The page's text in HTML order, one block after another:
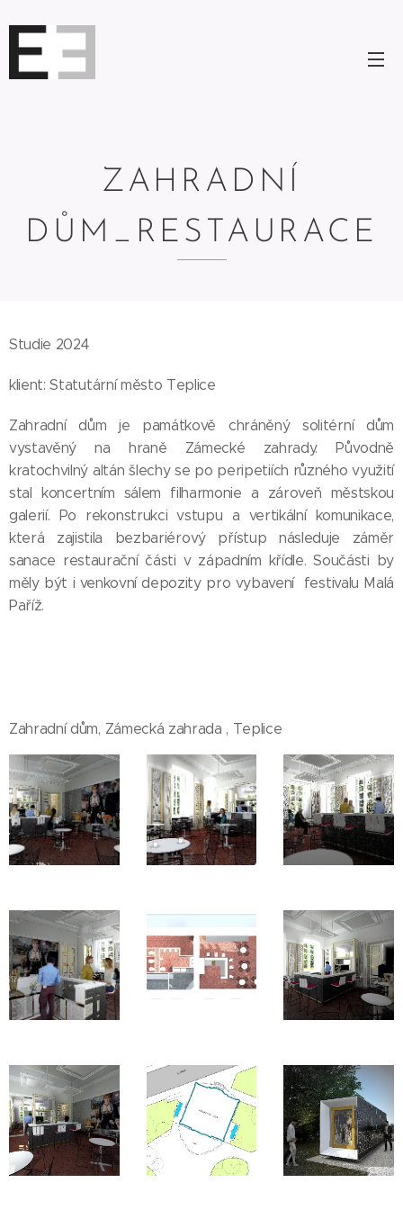
ZAHRADNÍ
DŮM_RESTAURACE
Studie 2024
klient: Statutární město Teplice
Zahradní dům je památkově chráněný solitérní dům
vystavěný na hraně Zámecké zahrady. Původně
kratochvilný altán šlechy se po peripetiích různého využití
stal koncertním sálem filharmonie a zároveň městskou
galerií. Po rekonstrukci vstupu a vertikální komunikace,
která zajistila bezbariérový přístup následuje záměr
sanace restaurační části v západním křídle. Součásti by
měly být i venkovní depozity pro vybavení festivalu Malá
Paříž.
Zahradní dům, Zámecká zahrada , Teplice